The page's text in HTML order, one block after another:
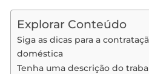
Explorar Conteúdo
Siga as dicas para a
doméstica
Tenha uma descrição do